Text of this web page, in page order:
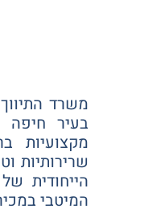
משרד
בעיר
מקצועיות
שרירותיות
הייחודית
המיטבי